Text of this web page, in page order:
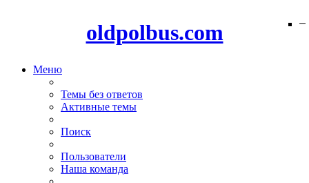
oldpolbus.com
Меню
Темы без ответов
Активные темы
Поиск
Пользователи
Наша команда
−
−
−
−
−
−
−
−
−
−
−
−
−
−
−
−
−
−
−
−